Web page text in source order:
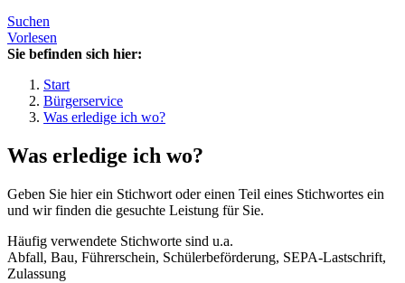
Suchen
Vorlesen
Sie befinden sich hier:
Start
Bürgerservice
Was erledige ich wo?
Was erledige ich wo?
Geben Sie hier ein Stichwort oder einen Teil eines Stichwortes ein
und wir finden die gesuchte Leistung für Sie.
Häufig verwendete Stichworte sind u.a.
Abfall, Bau, Führerschein, Schülerbeförderung, SEPA-Lastschrift,
Zulassung